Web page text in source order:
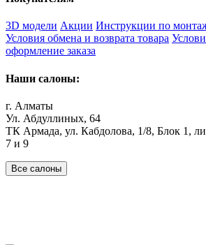
3D модели Акции Инструкции по
Условия обмена и возврата товара
оформление заказа
Наши салоны:
г. Алматы
Ул. Абдуллиных, 64
ТК Армада, ул. Кабдолова, 1/8, Блок 1,
7 и 9
Все салоны